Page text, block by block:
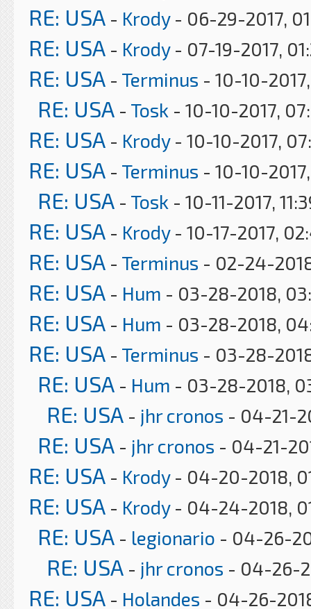
RE: USA - Krody- 06-29-2017,
RE: USA - Krody- 07-19-2017,
RE: USA - Terminus - 10-10-
RE: USA - Tosk - 10-10-2017,
RE: USA - Krody- 10-10-2017,
RE: USA - Terminus - 10-10-
RE: USA - Tosk - 10-11-2017,
RE: USA - Krody- 10-17-2017,
RE: USA - Terminus - 02-24-
RE: USA - Hum - 03-28-2018,
RE: USA - Hum - 03-28-2018,
RE: USA - Terminus - 03-28-
RE: USA - Hum - 03-28-2018,
RE: USA - jhr cronos - 04-21-
RE: USA - jhr cronos - 04-21-
RE: USA - Krody- 04-20-2018,
RE: USA - Krody- 04-24-2018,
RE: USA - legionario - 04-26-
RE: USA - jhr cronos - 04-26-
RE: USA - Holandes - 04-26-